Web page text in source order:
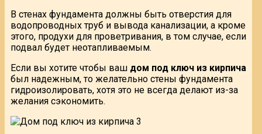
В стенах фундамента должны быть отверстия для
водопроводных труб и вывода канализации, а кроме
этого, продухи для проветривания, в том случае, если
подвал будет неотапливаемым.
Если вы хотите чтобы ваш дом под ключ из кирпича
был надежным, то желательно стены фундамента
гидроизолировать, хотя это не всегда делают из-за
желания сэкономить.